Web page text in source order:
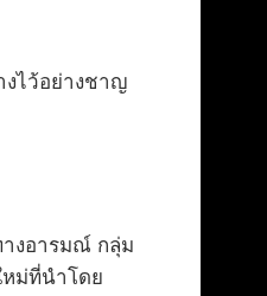
งไว้อย่างชาญ
งอารมณ์ กลุ่ม
ม่ที่นำโดย